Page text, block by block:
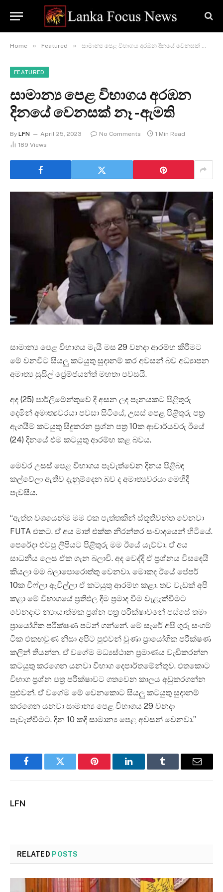
Home » Featured » සාමාන්‍ය පෙළ විභාගය අරඹන දිනයේ වෙනසක් නෑ -ඇමති
FEATURED
සාමාන්‍ය පෙළ විභාගය අරඹන
දිනයේ වෙනසක් නෑ -ඇමති
By LFN April 25, 2023 No Comments
1 Min Read
189 Views
සාමාන්‍ය පෙළ විභාගය මැයි මස 29 වනදා ආරම්භ කිරීමට
මේ වනවිට සියලු කටයුතු සුදානම් කර අවසන් බව අධ්‍යාපන
අමාත්‍ය සුසිල් ප්‍රේම්ජයන්ත් මහතා පවසයි.
අද (25) පාර්ලිමේන්තුවේ දී අසන ලද පැනයකට පිළිතුරු
දෙමින් අමාත්‍යවරයා පවසා සිටියේ, උසස් පෙළ පිළිතුරු පත්‍ර
ඇගයීම් කටයුතු සිදුකරන ප්‍රශ්න පත්‍ර 10ක ආචාර්යවරු ඊයේ
(24) දිනයේ එම කටයුතු ආරම්භ කළ බවය.
මෙවර උසස් පෙළ විභාගය පැවැත්වෙන දිනය පිළිබඳ
කල්වේලා ඇතිව දැනුම්දෙන බව ද අමාත්‍යවරයා මෙහිදී
පැවසීය.
“ඇත්ත වශයෙන්ම මම එක පැත්තකින් ස්තූතිවන්ත වෙනවා
FUTA එකට. ඒ අය මාත් එක්ක නිරන්තර සංවාදයෙන් හිටියේ.
පෙරේදා එවපු ලිපියට පිළිතුරු මම ඊයේ යැව්වා. ඒ අය
සාධනීය ලෙස ඒක ගැන බලාවි. අද වෙද්දි ඒ ප්‍රශ්නය විසඳෙයි
කියලා මම බලාපොරොත්තු වෙනවා. මොකද ඊයේ පේපර්
10ක චීෆ්ලා ඇවිල්ලා ඒ කටයුතු ආරම්භ කළා. තව වැඩක් අපි
කළා මේ විභාගයේ ප්‍රතිඵල දීම ප්‍රමාද වීම වැළැක්වීමට
වෙනදාට න්‍යායාත්මක ප්‍රශ්න පත්‍ර පරීක්ෂාවනේ පස්සේ තමා
ප්‍රායෝගික පරීක්ෂණ පටන් ගන්නේ. මේ සැරේ අපි ගුරු සංගම්
ටික එකඟවුණ නිසා අපිට පුළුවන් වුණා ප්‍රායෝගික පරීක්ෂණ
කලින් තියන්න. ඒ වගේම මධ්‍යස්ථාන ප්‍රමාණය වැඩිකරන්න
කටයුතු කරගෙන යනවා විභාග දෙපාර්තමේන්තුව. එතකොට
විභාග ප්‍රශ්න පත්‍ර පරීක්ෂාවට ගතවෙන කාලය අඩුකරගන්න
පුළුවන්. ඒ වගේම මේ වෙනකොට සියලු කටයුතු සුදානම්
කරගෙන යනවා සාමාන්‍ය පෙළ විභාගය 29 වනදා
පැවැත්වීමට. දින 10 කදී සාමාන්‍ය පෙළ අවසන් වෙනවා.”
FacebookTwitter Pinterest LinkedInTumblr Email
LFN
RELATED POSTS